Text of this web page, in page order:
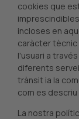
cookies que
incloses en
caràcter
l'usuari a
diferents
trànsit ia la
com es
La nostra